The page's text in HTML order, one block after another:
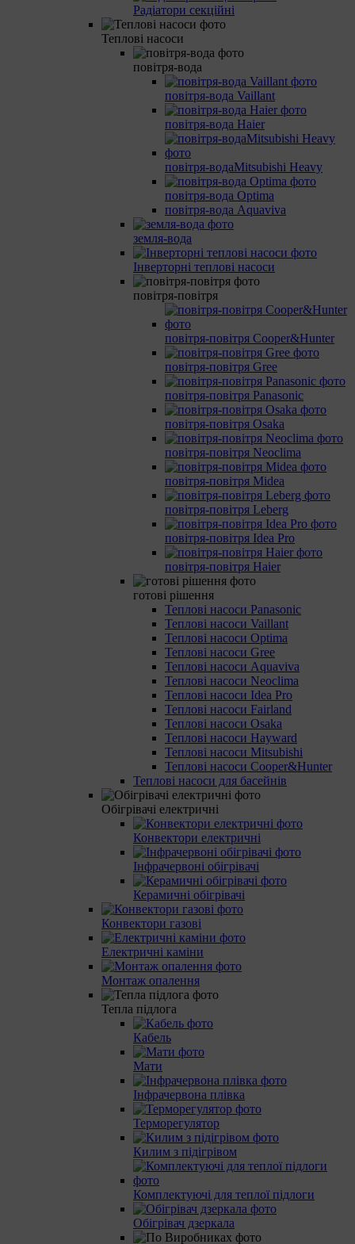
Радіатори секційні
Теплові насоси
повітря-вода
повітря-вода Vaillant
повітря-вода Haier
повітря-водаMitsubishi Heavy
повітря-вода Optima
повітря-вода Aquaviva
земля-вода
Інверторні теплові насоси
повітря-повітря
повітря-повітря Cooper&Hunter
повітря-повітря Gree
повітря-повітря Panasonic
повітря-повітря Osaka
повітря-повітря Neoclima
повітря-повітря Midea
повітря-повітря Leberg
повітря-повітря Idea Pro
повітря-повітря Haier
готові рішення
Теплові насоси Panasonic
Теплові насоси Vaillant
Теплові насоси Optima
Теплові насоси Gree
Теплові насоси Aquaviva
Теплові насоси Neoclima
Теплові насоси Idea Pro
Теплові насоси Fairland
Теплові насоси Osaka
Теплові насоси Hayward
Теплові насоси Mitsubishi
Теплові насоси Cooper&Hunter
Теплові насоси для басейнів
Обігрівачі електричні
Конвектори електричні
Інфрачервоні обігрівачі
Керамичні обігрівачі
Конвектори газові
Електричні каміни
Монтаж опалення
Тепла підлога
Кабель
Мати
Інфрачервона плівка
Терморегулятор
Килим з підігрівом
Комплектуючі для теплої підлоги
Обігрівач дзеркала